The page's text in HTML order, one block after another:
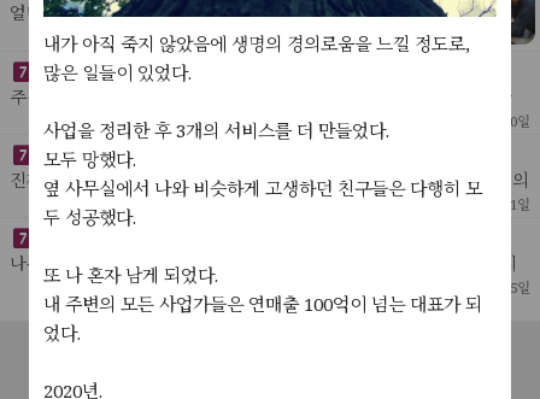
얼마 전 도둑들을 다시 보았다.보면서 내가 기억하는 장면이
몇 없다는 걸 알고 살짝 놀랐다. 대부분 처음 보는 장면 같았
다;내용보다 눈에 들어온건 도둑들의 모임 장소였다.카센터.
[ My Idea ] 23 2022년 2월 21일
게임의 이름은 18세기 수학
주식으로 보자면 투자에 가장 좋은 시기가 오고 있다. 전쟁으로 인한
일시적 혼란은 언제나 투자의 적기였다. 테슬라는 최소 6번 정도는 더
거래를 해야한다. 현차가 떨어지는건 상식?
[ 웬디 ] 2022년 2월 20일
진정한 인공지능의 폭발은 눈에서 비롯될 것이다
진짜 ai, 인간같은 인공지능을 만드는 건 지금으로서 그 가능성조차 의
심을 받고 있지만, 그것의 실현 여부와 상관없이인공지능의 폭발적인
발전은 인공지능이 무엇인지 실제로 우리가 느
[ 나의글 ] 2022년 1월 11일
나무로 만들어진 허름한 방. 낡은 책상 위에 조그맣게 달려 있는 먼지
낀 창문. 몇 십 년간 그 누구의 방해도 받아 본 적 없는 오래된 공기들
이 노란 햇살 속에 낮잠을 자고 있다.
2021년 12월 5일
대머리와 비만
과학적으로 무엇이 진화인지 아닌지는 당대에 평가가 불가능함. 오직
의 대다수가 대머리가 되어야 함. 즉, 현재의
공지사항
내가 아직 죽지 않았음에 생명의 경의로움을 느낄 정도로,
많은 일들이 있었다.
사업을 정리한 후 3개의 서비스를 더 만들었다.
모두 망했다.
옆 사무실에서 나와 비슷하게 고생하던 친구들은 다행히 모
두 성공했다.
또 나 혼자 남게 되었다.
내 주변의 모든 사업가들은 연매출 100억이 넘는 대표가 되
었다.
2020년.